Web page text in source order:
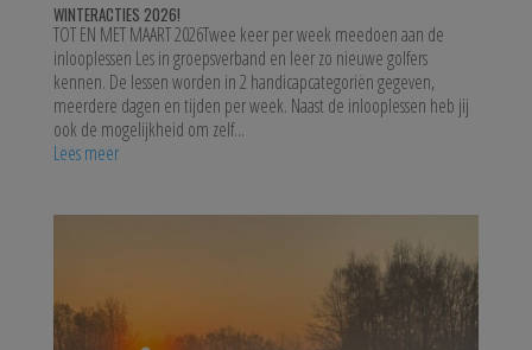
WINTERACTIES 2026!
TOT EN MET MAART 2026Twee keer per week meedoen aan de
inlooplessen Les in groepsverband en leer zo nieuwe golfers
kennen. De lessen worden in 2 handicapcategoriën gegeven,
meerdere dagen en tijden per week. Naast de inlooplessen heb jij
ook de mogelijkheid om zelf...
Lees meer